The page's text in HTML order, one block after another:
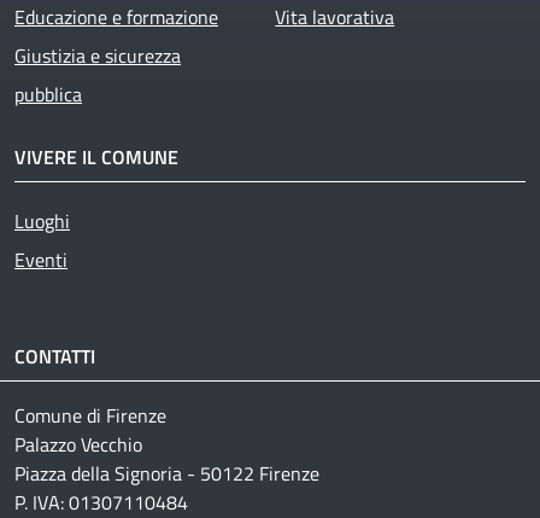
Educazione e formazione
Giustizia e sicurezza
pubblica
Vita lavorativa
VIVERE IL COMUNE
Luoghi
Eventi
CONTATTI
Comune di Firenze
Palazzo Vecchio
Piazza della Signoria - 50122 Firenze
P. IVA: 01307110484